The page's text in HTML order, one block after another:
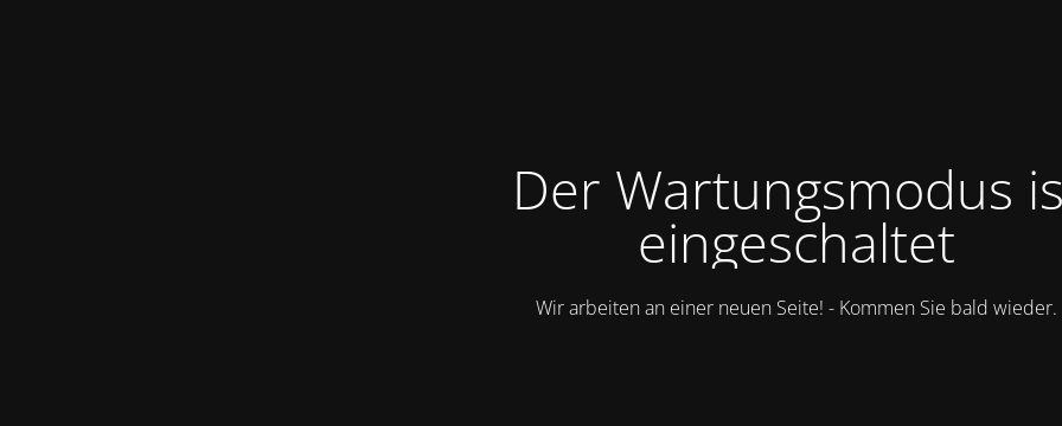
Der Wartungsmodus
eingeschaltet
Wir arbeiten an einer neuen Seite! - Kommen Sie bald wieder.